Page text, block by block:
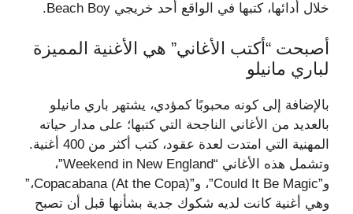
خلال أدائها، كتبها في الواقع أحد خريجي Beach Boy.
أصبحت “أكتب الأغاني” هي الأغنية المميزة
لباري مانيلو
بالإضافة إلى كونه محبوبًا كمؤدي، يشتهر باري مانيلو
بالعديد من الأغاني الناجحة التي كتبها؛ على مدار حياته
المهنية التي امتدت لعدة عقود، كتب أكثر من 400 أغنية.
وتشمل هذه الأغاني “Weekend in New England”،
و”Could It Be Magic”، و”Copacabana (At the Copa)،”
وهي أغنية كانت لديه شكوك جدية بشأنها قبل أن تصبح